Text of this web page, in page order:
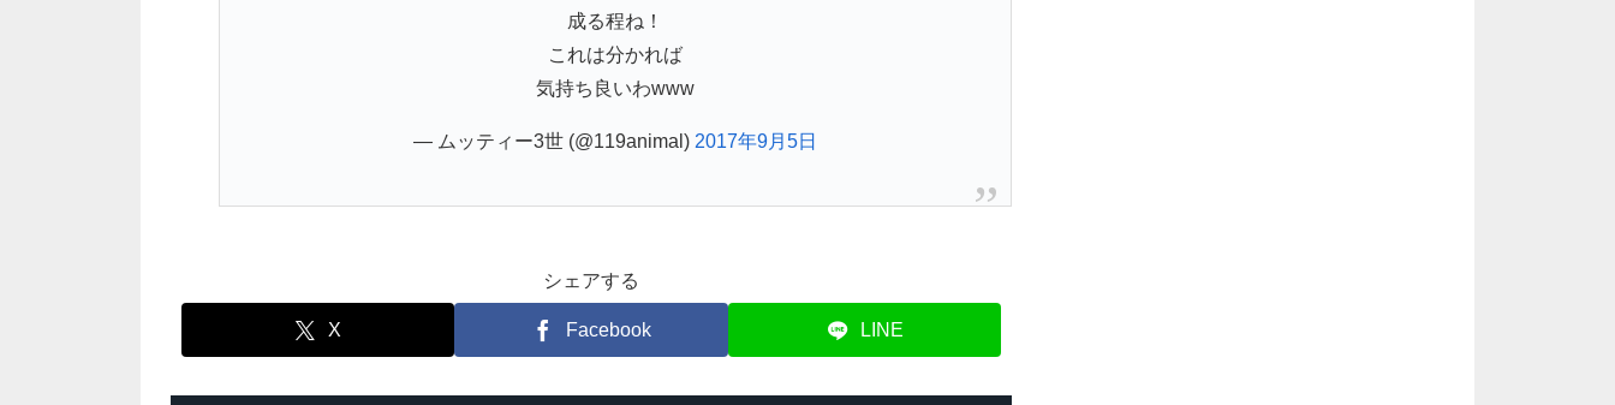
成る程ね！
これは分かれば
気持ち良いわwww
— ムッティー3世 (@119animal) 2017年9月5日
シェアする
X Facebook LINE